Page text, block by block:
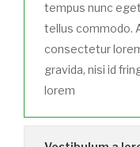
tempus nunc
tellus commodo.
consectetur
gravida, nisi id
lorem